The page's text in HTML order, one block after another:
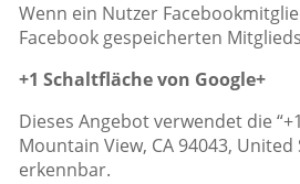
Wenn ein Nutzer
Facebook gespeicherten
+1 Schaltfläche von Google+
Dieses Angebot verwendet die
Mountain View, CA 94043,
erkennbar.